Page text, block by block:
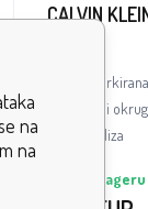
CALVIN
Muška
rukavima i
stilskom diza
Na lageru
na
na